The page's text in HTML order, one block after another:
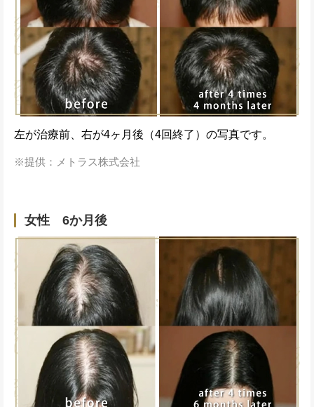
左が治療前、右が4ヶ月後（4回終了）の写真です。
提供：メトラス株式会社
女性 6か月後